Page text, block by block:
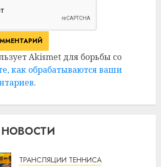
Akismet для борьбы со
как обрабатываются ваши
.
ТРАНСЛЯЦИИ ТЕННИСА